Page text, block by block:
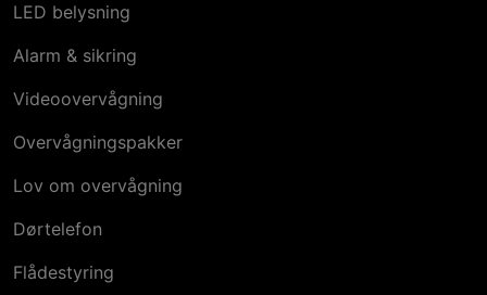
LED belysning
Alarm & sikring
Videoovervågning
Overvågningspakker
Lov om overvågning
Dørtelefon
Flådestyring